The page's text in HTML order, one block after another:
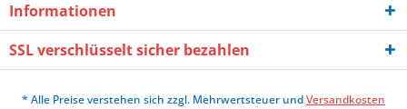
Informationen
SSL verschlüsselt sicher bezahlen
* Alle Preise verstehen sich zzgl. Mehrwertsteuer undVersandkosten